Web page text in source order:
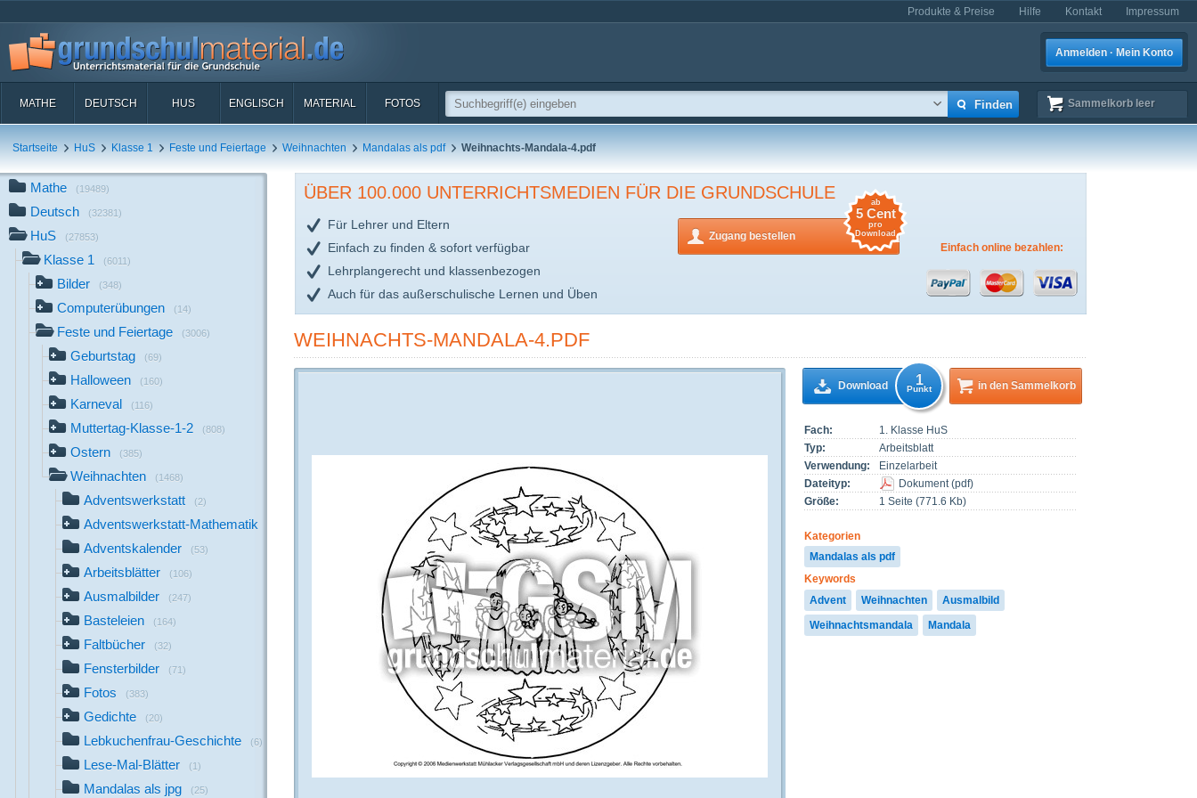
Produkte & Preise Hilfe Kontakt Impressum
Anmelden · Mein Konto
MATHE DEUTSCH HUS ENGLISCH MATERIAL FOTOS Sammelkorb leer
Startseite HuS Klasse 1 Feste und Feiertage Weihnachten Mandalas als pdf Weihnachts-Mandala-4.pdf
Mathe (19489)
Deutsch (32381)
HuS (27853)
Klasse 1 (6011)
Bilder (348)
Computerübungen (14)
Feste und Feiertage (3006)
Geburtstag (69)
Halloween (160)
Karneval (116)
Muttertag-Klasse-1-2 (808)
Ostern (385)
Weihnachten (1468)
Adventswerkstatt (2)
Adventswerkstatt-Mathematik
Adventskalender (53)
Arbeitsblätter (106)
Ausmalbilder (247)
Basteleien (164)
Faltbücher (32)
Fensterbilder (71)
Fotos (383)
Gedichte (20)
Lebkuchenfrau-Geschichte (6)
Lese-Mal-Blätter (1)
Mandalas als jpg (25)
ÜBER 100.000 UNTERRICHTSMEDIEN FÜR DIE GRUNDSCHULE
Für Lehrer und Eltern
Einfach zu finden & sofort verfügbar
Lehrplangerecht und klassenbezogen
Auch für das außerschulische Lernen und Üben
Zugang bestellen
ab
5 Cent
pro
Download
Einfach online bezahlen:
WEIHNACHTS-MANDALA-4.PDF
Fach:
1. Klasse HuS
Typ:
Arbeitsblatt
Verwendung:
Einzelarbeit
Dateityp:
Dokument(pdf)
Größe:
1 Seite (771.6 Kb)
Kategorien
Mandalas als pdf
Keywords
Advent
Weihnachten
Ausmalbild
Weihnachtsmandala
Mandala
Download 1
Punkt in den Sammelkorb